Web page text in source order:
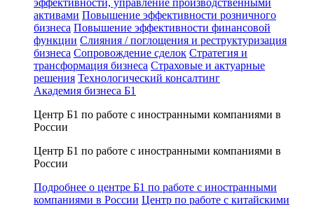
эффективности, управление производственными
активами Повышение эффективности розничного
бизнеса Повышение эффективности финансовой
функции Слияния / поглощения и реструктуризация
бизнеса Сопровождение сделок Стратегия и
трансформация бизнеса Страховые и актуарные
решения Технологический консалтинг
Академия бизнеса Б1
Центр Б1 по работе с иностранными компаниями в
России
Центр Б1 по работе с иностранными компаниями в
России
Подробнее о центре Б1 по работе с иностранными
компаниями в России Центр по работе с китайскими